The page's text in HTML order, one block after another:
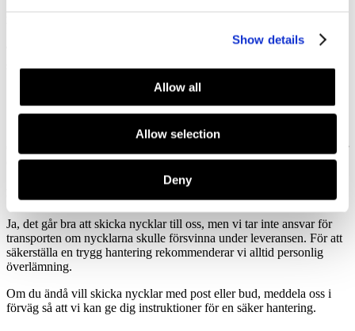
Show details
Allow all
Allow selection
Deny
skick. Generellt sett gäller följande:
• Mindre bostäder (1-2 rum och kök): Cirka 4-6 timmar
• Större bostäder (3-5 rum och kök): Cirka 6-10 timmar
• Villor och större fastigheter: Kan ta en hel dag eller mer
omfattande rengöring, kan städningen ta längre tid.
Ja, det går bra att skicka nycklar till oss, men vi tar inte ansvar för
transporten om nycklarna skulle försvinna under leveransen. För att
säkerställa en trygg hantering rekommenderar vi alltid personlig
överlämning.
Om du ändå vill skicka nycklar med post eller bud, meddela oss i
förväg så att vi kan ge dig instruktioner för en säker hantering.